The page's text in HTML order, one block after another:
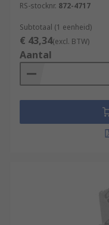
RS-stocknr. 872-4717
Subtotaal (1 eenheid)
€ 43,34(excl. BTW)
Aantal